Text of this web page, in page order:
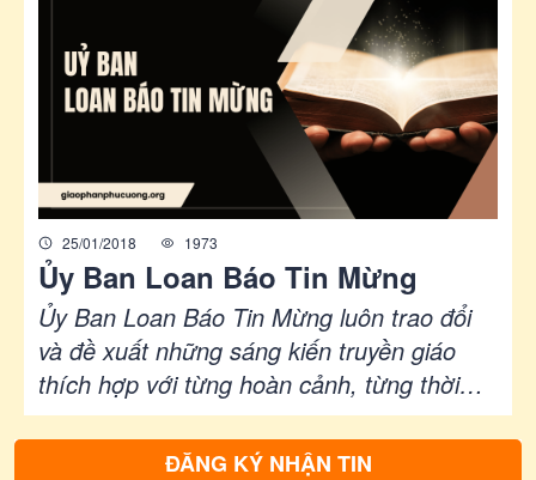
25/01/2018 1973
Ủy Ban Loan Báo Tin Mừng
Ủy Ban Loan Báo Tin Mừng luôn trao đổi
và đề xuất những sáng kiến truyền giáo
thích hợp với từng hoàn cảnh, từng thời
điểm. Thiết lập hay tìm cách hổ trợ những
thí điểm, giáo điểm truyền giáo...
ĐĂNG KÝ NHẬN TIN